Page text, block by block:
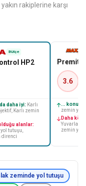
rakiplerine karşı
Bütçe
HP2
daha iyi: Karlı
Karlı zemin
alanlar:
tutuşu,
direnci
3.6
...
zemin yol
Daha
zemin yol
zeminde yol tutuşu